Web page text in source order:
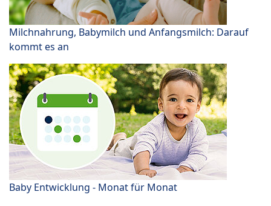
Milchnahrung, Babymilch und Anfangsmilch: Darauf
kommt es an
Baby Entwicklung - Monat für Monat